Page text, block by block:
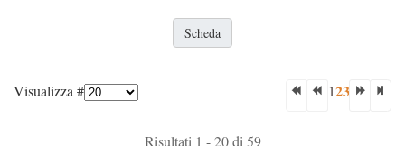
Scheda
Visualizza # 123
Risultati 1 - 20 di 59